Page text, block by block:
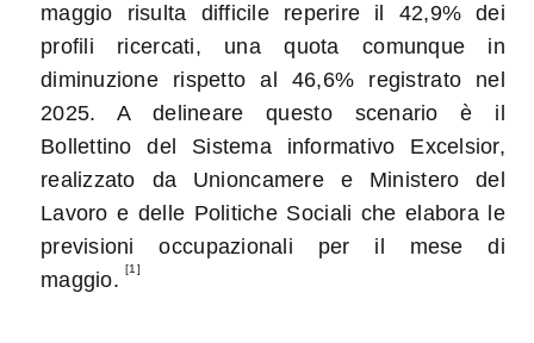
maggio risulta difficile reperire il 42,9% dei
profili ricercati, una quota comunque in
diminuzione rispetto al 46,6% registrato nel
2025. A delineare questo scenario è il
Bollettino del Sistema informativo Excelsior,
realizzato da Unioncamere e Ministero del
Lavoro e delle Politiche Sociali che elabora le
previsioni occupazionali per il mese di
maggio.[1]